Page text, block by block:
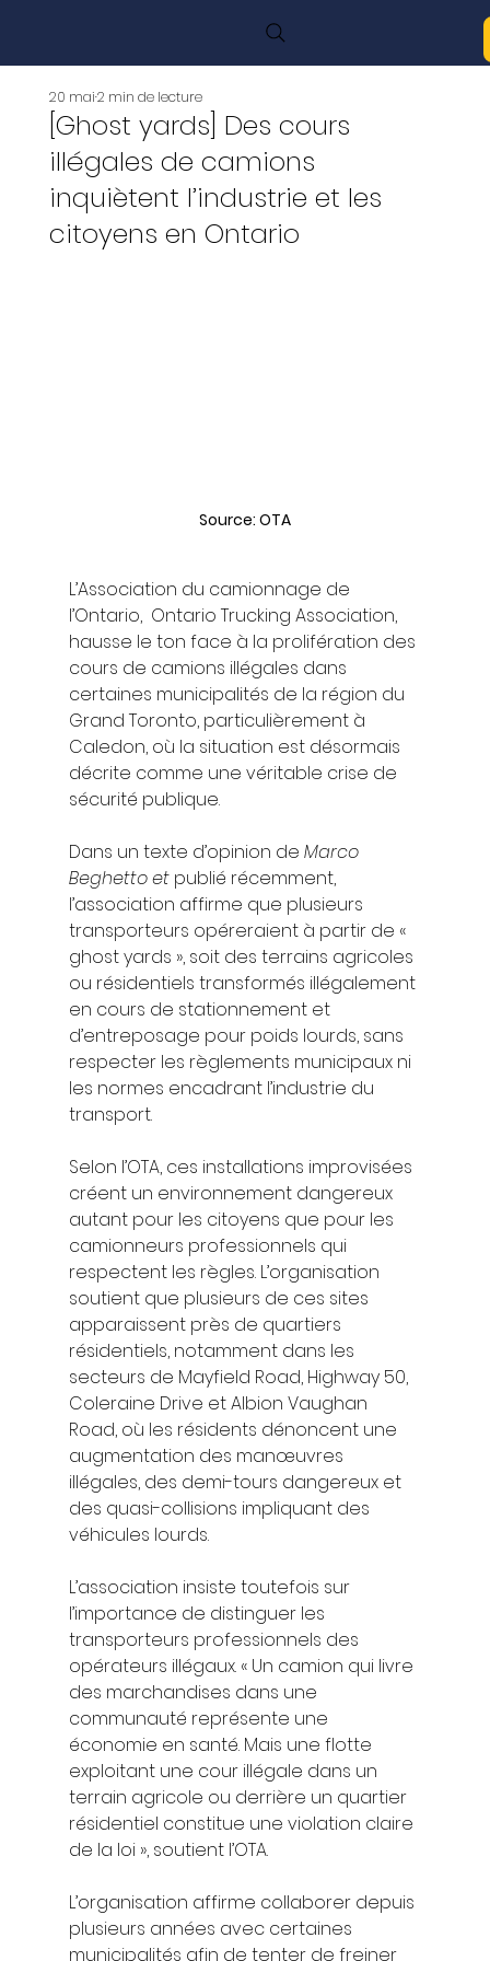
[Ghost yards] Des cours
illégales de camions
inquiètent l’industrie et les
citoyens en Ontario
20 mai2 min de lecture
Source: OTA
L’Association du camionnage de
l’Ontario,  Ontario Trucking Association,
hausse le ton face à la prolifération des
cours de camions illégales dans
certaines municipalités de la région du
Grand Toronto, particulièrement à
Caledon, où la situation est désormais
décrite comme une véritable crise de
sécurité publique.
Dans un texte d’opinion de Marco
Beghetto et publié récemment,
l’association affirme que plusieurs
transporteurs opéreraient à partir de «
ghost yards », soit des terrains agricoles
ou résidentiels transformés illégalement
en cours de stationnement et
d’entreposage pour poids lourds, sans
respecter les règlements municipaux ni
les normes encadrant l’industrie du
transport.
Selon l’OTA, ces installations improvisées
créent un environnement dangereux
autant pour les citoyens que pour les
camionneurs professionnels qui
respectent les règles. L’organisation
soutient que plusieurs de ces sites
apparaissent près de quartiers
résidentiels, notamment dans les
secteurs de Mayfield Road, Highway 50,
Coleraine Drive et Albion Vaughan
Road, où les résidents dénoncent une
augmentation des manœuvres
illégales, des demi-tours dangereux et
des quasi-collisions impliquant des
véhicules lourds.
L’association insiste toutefois sur
l’importance de distinguer les
transporteurs professionnels des
opérateurs illégaux. « Un camion qui livre
des marchandises dans une
communauté représente une
économie en santé. Mais une flotte
exploitant une cour illégale dans un
terrain agricole ou derrière un quartier
résidentiel constitue une violation claire
de la loi », soutient l’OTA.
L’organisation affirme collaborer depuis
plusieurs années avec certaines
municipalités afin de tenter de freiner